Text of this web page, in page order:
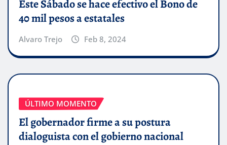
Este Sábado se hace efectivo el Bono de
40 mil pesos a estatales
Alvaro Trejo Feb 8, 2024
ÚLTIMO MOMENTO
El gobernador firme a su postura
dialoguista con el gobierno nacional